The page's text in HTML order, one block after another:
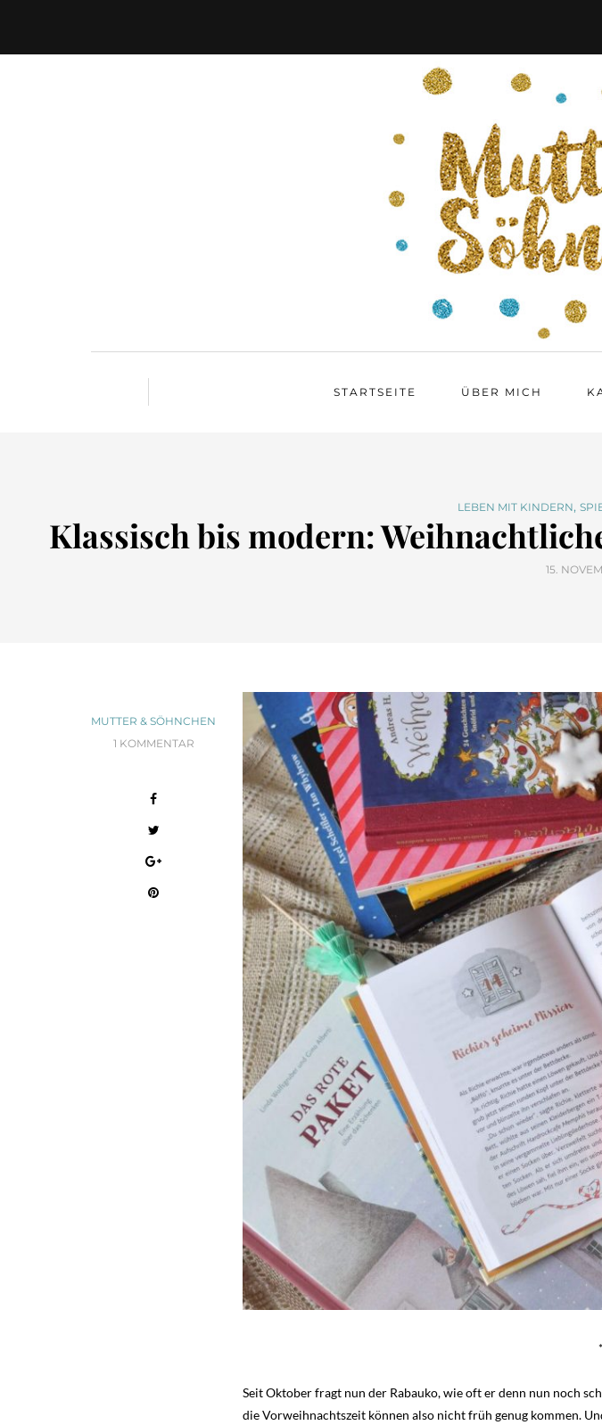
STARTSEITE ÜBER MICH
LEBEN MIT KINDERN,
Klassisch bis modern:
15.
MUTTER & SÖHNCHEN
1 KOMMENTAR
Seit Oktober fragt nun der Rabauko, wie oft er denn nun noch
die Vorweihnachtszeit können also nicht früh genug kommen.